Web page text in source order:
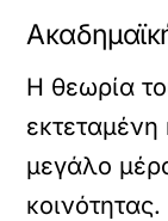
Η θεωρία
εκτεταμένη
μεγάλο